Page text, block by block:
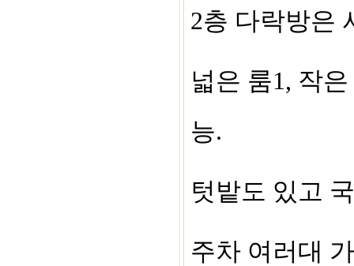
2층 다락방은
넓은 룸1, 작
능.
텃밭도 있고
주차 여러대